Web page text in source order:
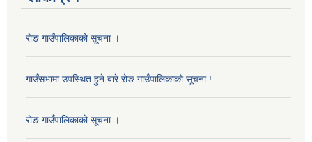
राेङ गाउँपालिकाको सूचना ।
गाउँसभामा उपस्थित हुने बारे रोङ गाउँपालिकाको सूचना !
राेङ गाउँपालिकाको सूचना ।